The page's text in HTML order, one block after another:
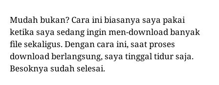
Mudah bukan? Cara ini biasanya saya pakai
ketika saya sedang ingin men-download banyak
file sekaligus. Dengan cara ini, saat proses
download berlangsung, saya tinggal tidur saja.
Besoknya sudah selesai.